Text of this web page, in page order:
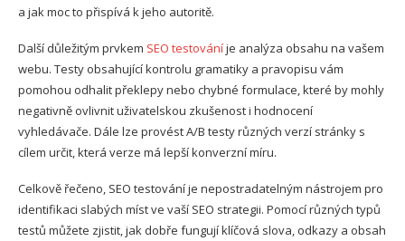
a jak moc to přispívá k jeho autoritě.
Další důležitým prvkem SEO testováníje analýza obsahu na vašem
webu. Testy obsahující kontrolu gramatiky a pravopisu vám
pomohou odhalit překlepy nebo chybné formulace, které by mohly
negativně ovlivnit uživatelskou zkušenost i hodnocení
vyhledávače. Dále lze provést A/B testy různých verzí stránky s
cílem určit, která verze má lepší konverzní míru.
Celkově řečeno, SEO testování je nepostradatelným nástrojem pro
identifikaci slabých míst ve vaší SEO strategii. Pomocí různých typů
testů můžete zjistit, jak dobře fungují klíčová slova, odkazy a obsah